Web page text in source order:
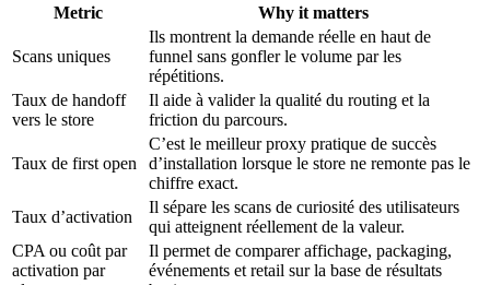
Metric Why it matters
Scans uniques
Ils montrent la demande réelle en haut de
funnel sans gonfler le volume par les
répétitions.
Taux de handoff
vers le store
Il aide à valider la qualité du routing et la
friction du parcours.
Taux de first open
C’est le meilleur proxy pratique de succès
d’installation lorsque le store ne remonte pas le
chiffre exact.
Taux d’activation
Il sépare les scans de curiosité des utilisateurs
qui atteignent réellement de la valeur.
CPA ou coût par
activation par
Il permet de comparer affichage, packaging,
événements et retail sur la base de résultats